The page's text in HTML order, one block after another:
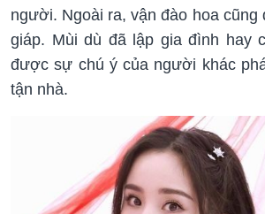
người. Ngoài ra, vận đào hoa cũng
giáp. Mùi dù đã lập gia đình hay
được sự chú ý của người khác
tận nhà.